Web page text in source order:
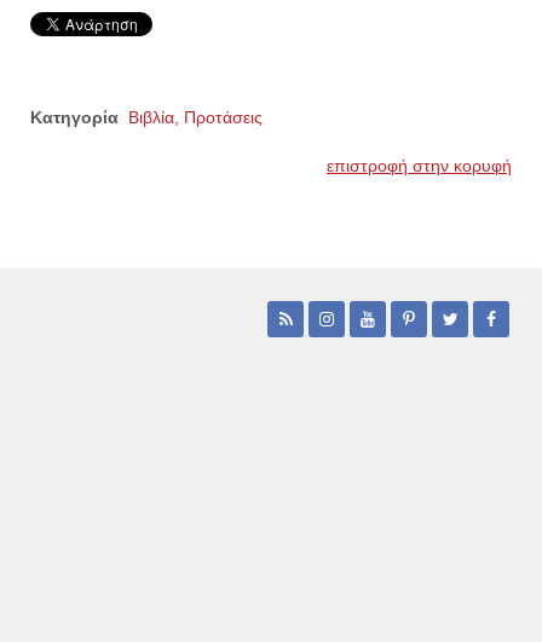
Κατηγορία Βιβλία, Προτάσεις
επιστροφή στην κορυφή